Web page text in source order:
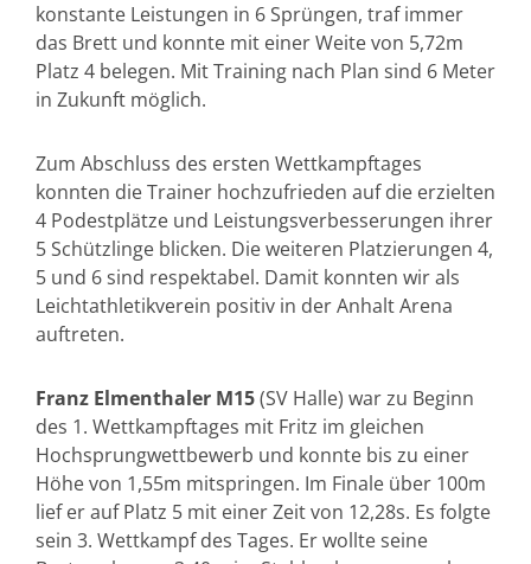
konstante Leistungen in 6 Sprüngen, traf immer
das Brett und konnte mit einer Weite von 5,72m
Platz 4 belegen. Mit Training nach Plan sind 6 Meter
in Zukunft möglich.
Zum Abschluss des ersten Wettkampftages
konnten die Trainer hochzufrieden auf die erzielten
4 Podestplätze und Leistungsverbesserungen ihrer
5 Schützlinge blicken. Die weiteren Platzierungen 4,
5 und 6 sind respektabel. Damit konnten wir als
Leichtathletikverein positiv in der Anhalt Arena
auftreten.
Franz Elmenthaler M15(SV Halle) war zu Beginn
des 1. Wettkampftages mit Fritz im gleichen
Hochsprungwettbewerb und konnte bis zu einer
Höhe von 1,55m mitspringen. Im Finale über 100m
lief er auf Platz 5 mit einer Zeit von 12,28s. Es folgte
sein 3. Wettkampf des Tages. Er wollte seine